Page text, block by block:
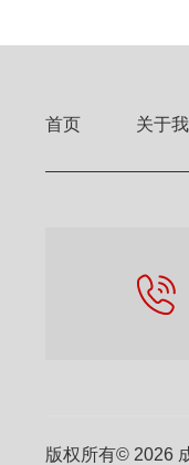
首页 关于
版权所有© 2026